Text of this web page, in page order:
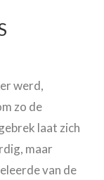
werd,
zo de
laat zich
maar
van de